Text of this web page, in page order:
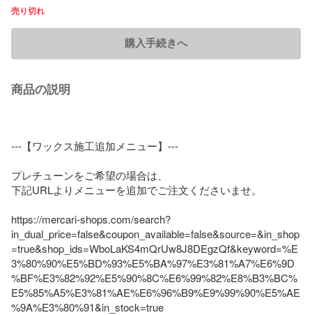
売り切れ
購入手続きへ
商品の説明
---【ワックス施工追加メニュー】---
プレチューンをご希望の場合は、
下記URLよりメニューを追加でご注文くださいませ。
https://mercari-shops.com/search?
in_dual_price=false&coupon_available=false&source=&in_shop
=true&shop_ids=WboLaKS4mQrUw8J8DEgzQf&keyword=%E
3%80%90%E5%BD%93%E5%BA%97%E3%81%A7%E6%9D
%BF%E3%82%92%E5%90%8C%E6%99%82%E8%B3%BC%
E5%85%A5%E3%81%AE%E6%96%B9%E9%99%90%E5%AE
%9A%E3%80%91&in_stock=true